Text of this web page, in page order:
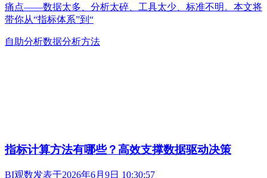
痛点——数据太多、分析太碎、工具太少、标准不明。本文将
带你从“指标体系”到“
自助分析数据分析方法
指标计算方法有哪些？高效支撑数据驱动决策
BI观数发表于2026年6月9日 10:30:57